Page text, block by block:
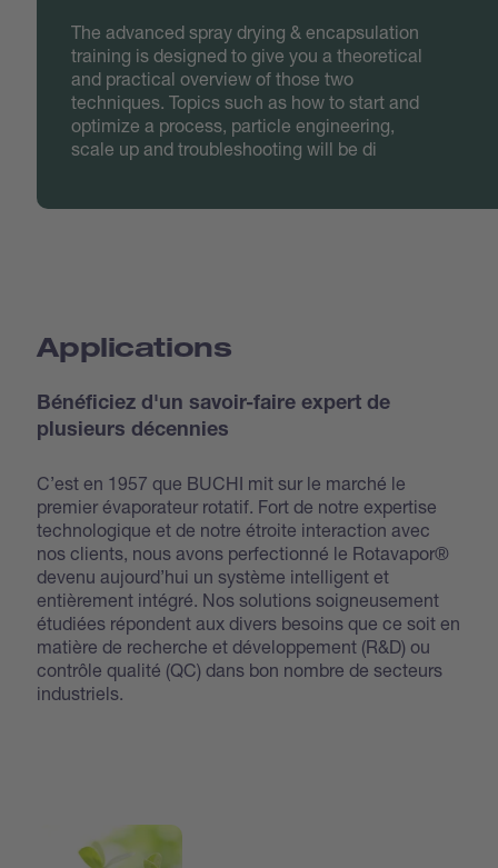
The advanced spray drying & encapsulation
training is designed to give you a theoretical
and practical overview of those two
techniques. Topics such as how to start and
optimize a process, particle engineering,
scale up and troubleshooting will be di
Applications
Bénéficiez d'un savoir-faire expert de
plusieurs décennies
C’est en 1957 que BUCHI mit sur le marché le
premier évaporateur rotatif. Fort de notre expertise
technologique et de notre étroite interaction avec
nos clients, nous avons perfectionné le Rotavapor®
devenu aujourd’hui un système intelligent et
entièrement intégré. Nos solutions soigneusement
étudiées répondent aux divers besoins que ce soit en
matière de recherche et développement (R&D) ou
contrôle qualité (QC) dans bon nombre de secteurs
industriels.